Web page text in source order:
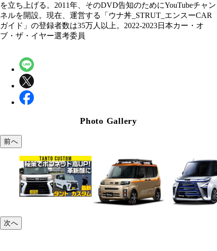
を立ち上げる。2011年、そのDVD告知のためにYouTubeチャン
ネルを開設。現在、運営する「ウナ丼_STRUT_エンスーCAR
ガイド」の登録者数は35万人以上。2022-2023日本カー・オ
ブ・ザ・イヤー選考委員
Photo Gallery
前へ
次へ